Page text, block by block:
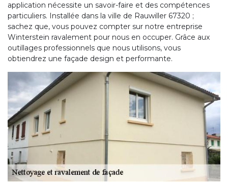
application nécessite un savoir-faire et des compétences
particuliers. Installée dans la ville de Rauwiller 67320 ;
sachez que, vous pouvez compter sur notre entreprise
Winterstein ravalement pour nous en occuper. Grâce aux
outillages professionnels que nous utilisons, vous
obtiendrez une façade design et performante.